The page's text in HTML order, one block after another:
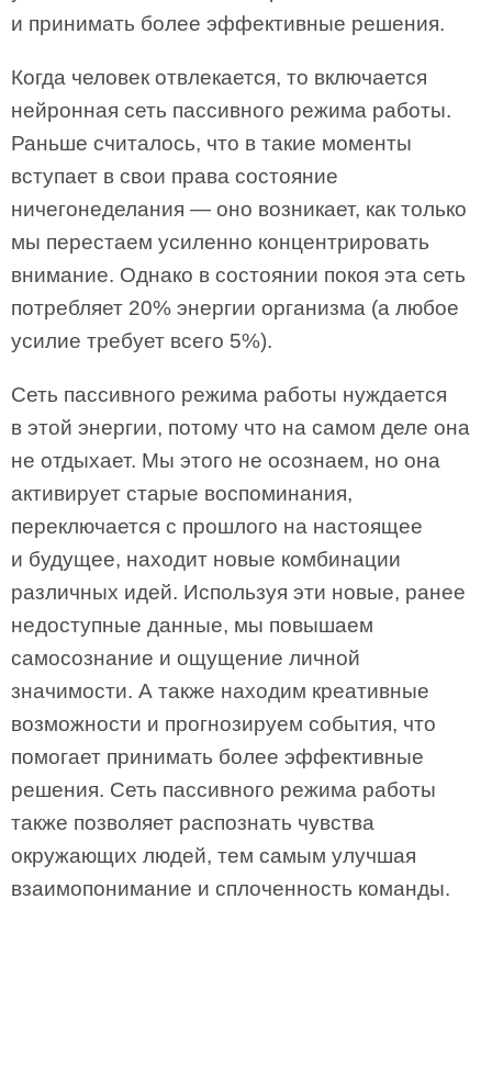
и принимать более эффективные решения.
Когда человек отвлекается, то включается
нейронная сеть пассивного режима работы.
Раньше считалось, что в такие моменты
вступает в свои права состояние
ничегонеделания — оно возникает, как только
мы перестаем усиленно концентрировать
внимание. Однако в состоянии покоя эта сеть
потребляет 20% энергии организма (а любое
усилие требует всего 5%).
Сеть пассивного режима работы нуждается
в этой энергии, потому что на самом деле она
не отдыхает. Мы этого не осознаем, но она
активирует старые воспоминания,
переключается с прошлого на настоящее
и будущее, находит новые комбинации
различных идей. Используя эти новые, ранее
недоступные данные, мы повышаем
самосознание и ощущение личной
значимости. А также находим креативные
возможности и прогнозируем события, что
помогает принимать более эффективные
решения. Сеть пассивного режима работы
также позволяет распознать чувства
окружающих людей, тем самым улучшая
взаимопонимание и сплоченность команды.